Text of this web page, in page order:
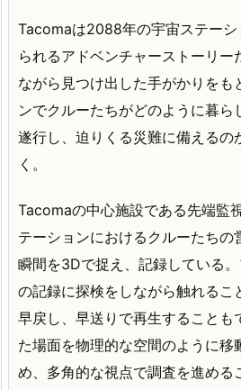
Tacomaは2088年の宇宙ステー
られるアドベンチャーストーリー
ながら見つけ出した手がかりをも
ンでクルーたちがどのように暮ら
遂行し、迫りくる災難に備えるの
く。
Tacomaの中心施設である先端監
テーションにおけるクルーたちの
瞬間を3Dで捉え、記録している
の記録に探検をしながら触れるこ
早戻し、早送りで再生することも
た場面を物理的な空間のように移
め、多角的な視点で調査を進める